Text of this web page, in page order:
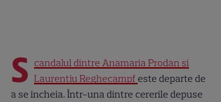
S candalul dintre Anamaria Prodan și
Laurențiu Reghecampf este departe de
a se încheia. Într-una dintre cererile depuse